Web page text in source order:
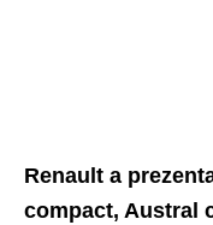
Renault a
compact, Austral